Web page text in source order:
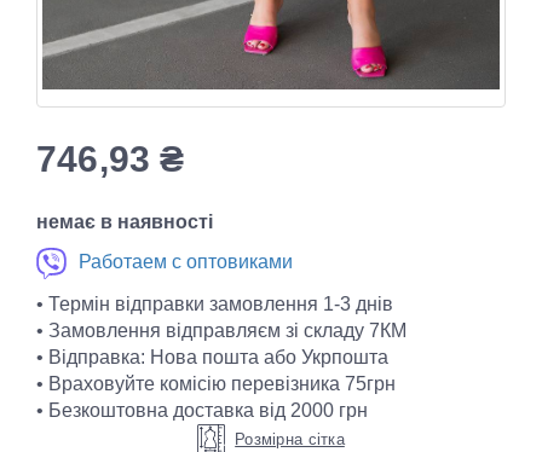
746,93₴
немає в наявності
Работаем с оптовиками
• Термін відправки замовлення 1-3 днів
• Замовлення відправляєм зі складу 7КМ
• Відправка: Нова пошта або Укрпошта
• Враховуйте комісію перевізника 75грн
• Безкоштовна доставка від 2000 грн
Розмірна сітка